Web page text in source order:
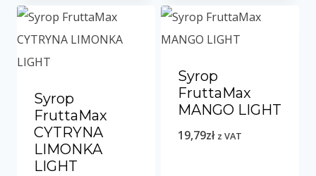
Syrop
FruttaMax
CYTRYNA
LIMONKA
LIGHT
Syrop
FruttaMax
MANGO LIGHT
19,79zł z VAT